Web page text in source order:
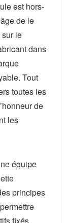
est hors-
de le
sur le
dans
Tout
toutes les
de
les
équipe
principes